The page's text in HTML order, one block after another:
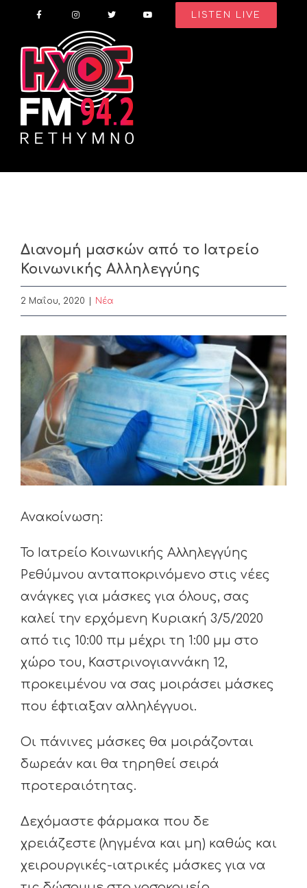
content
LISTEN LIVE
Διανομή μασκών από το Ιατρείο
Κοινωνικής Αλληλεγγύης
2 Μαΐου, 2020 Nέα
View
Larger
Image
Ανακοίνωση:
Το Ιατρείο Κοινωνικής Αλληλεγγύης
Ρεθύμνου ανταποκρινόμενο στις νέες
ανάγκες για μάσκες για όλους, σας
καλεί την ερχόμενη Κυριακή 3/5/2020
από τις 10:00 πμ μέχρι τη 1:00 μμ στο
χώρο του, Καστρινογιαννάκη 12,
προκειμένου να σας μοιράσει μάσκες
που έφτιαξαν αλληλέγγυοι.
Οι πάνινες μάσκες θα μοιράζονται
δωρεάν και θα τηρηθεί σειρά
προτεραιότητας.
Δεχόμαστε φάρμακα που δε
χρειάζεστε (ληγμένα και μη) καθώς και
χειρουργικές-ιατρικές μάσκες για να